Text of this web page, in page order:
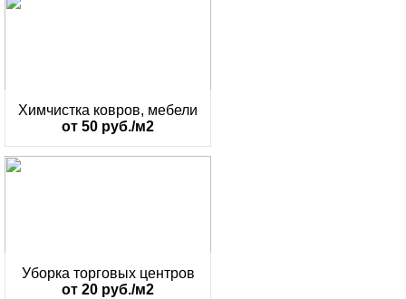
Химчистка ковров, мебели
от 50 руб./м2
Уборка торговых центров
от 20 руб./м2